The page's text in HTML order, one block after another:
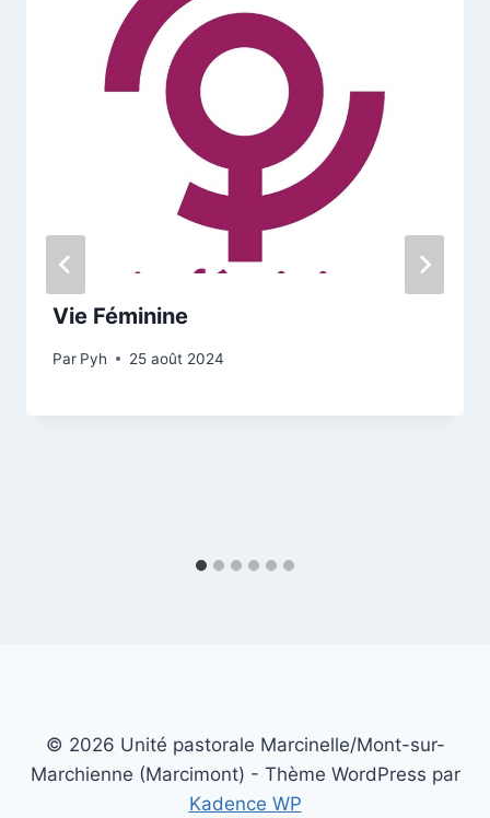
Vie Féminine
Par Pyh 25 août 2024
© 2026 Unité pastorale Marcinelle/Mont-sur-
Marchienne (Marcimont) - Thème WordPress par
Kadence WP